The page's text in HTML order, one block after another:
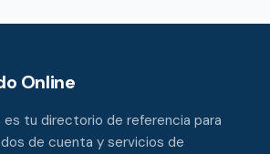
Online
es tu directorio de referencia para
de cuenta y servicios de